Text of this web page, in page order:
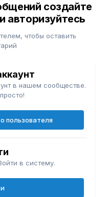
создайте
авторизуйтесь
чтобы оставить
в нашем сообществе.
пользователя
в систему.